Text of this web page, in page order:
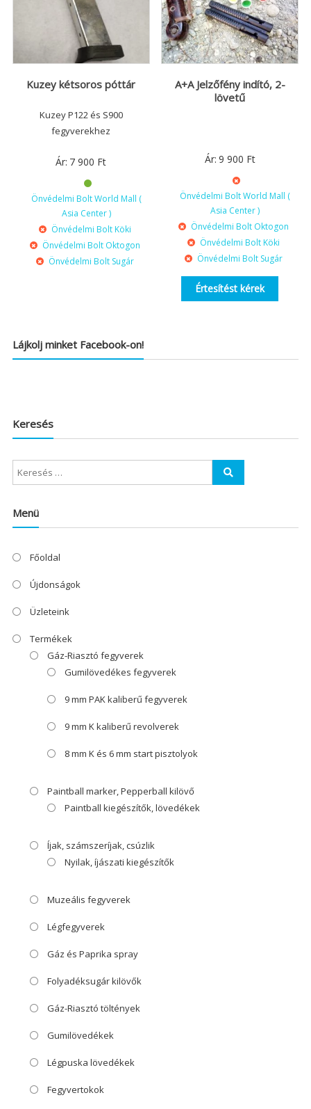
Kuzey kétsoros póttár
Kuzey P122 és S900
fegyverekhez
Ár: 7 900 Ft
Önvédelmi Bolt World Mall (
Asia Center )
Önvédelmi Bolt Köki
Önvédelmi Bolt Oktogon
Önvédelmi Bolt Sugár
A+A Jelzőfény indító, 2-
lövetű
Ár: 9 900 Ft
Önvédelmi Bolt World Mall (
Asia Center )
Önvédelmi Bolt Oktogon
Önvédelmi Bolt Köki
Önvédelmi Bolt Sugár
Értesítést kérek
Lájkolj minket Facebook-on!
Keresés
Menü
Főoldal
Újdonságok
Üzleteink
Termékek
Gáz-Riasztó fegyverek
Gumilövedékes fegyverek
9 mm PAK kaliberű fegyverek
9 mm K kaliberű revolverek
8 mm K és 6 mm start pisztolyok
Paintball marker, Pepperball kilövő
Paintball kiegészítők, lövedékek
Íjak, számszeríjak, csúzlik
Nyilak, íjászati kiegészítők
Muzeális fegyverek
Légfegyverek
Gáz és Paprika spray
Folyadéksugár kilövők
Gáz-Riasztó töltények
Gumilövedékek
Légpuska lövedékek
Fegyvertokok